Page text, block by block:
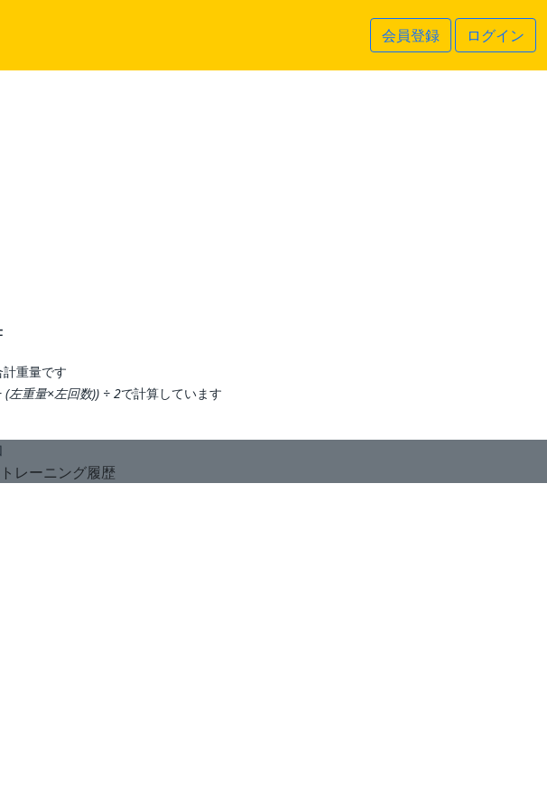
会員登録 ログイン
重量です
(左重量×左回数)) ÷ 2で計算しています
トレーニング履歴